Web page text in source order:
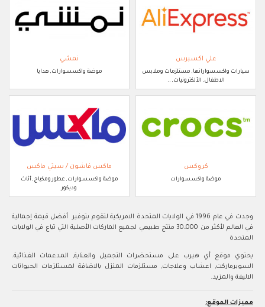
علي اكسبرس
سيارات واكسسواراتها, مستلزمات وملابس
الاطفال, الألكترونيات, ..
نمشي
موضة واكسسوارات, هدايا
كروكس
موضة واكسسوارات
ماكس فاشون / سيتي ماكس
موضة واكسسوارات, عطور ومكياج, أثاث
وديكور
وجدت في عام 1996 في الولايات المتحدة الامريكية لتقوم بتوفير أفضل قيمة إجمالية
في العالم لأكثر من 30،000 منتج طبيعي لجميع الماركات الأصلية التي تباع في الولايات
المتحدة
يحتوي موقع أي هيرب على مستحضرات التجميل والعناية, المدعمات الغذائية.
السوبرماركت, اعشاب وعلاجات, مستلزمات المنزل بالاضافة لمستلزمات الحيوانات
الاليفة والمزيد.
مميزات الموقع: